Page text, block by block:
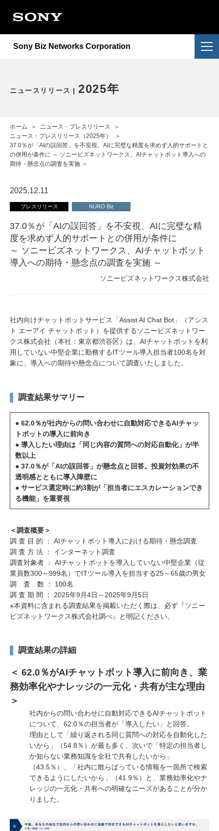
Sony Biz Networks Corporation
会社情報
アクセス
提供サービス
NURO Biz
2026年
2024年
2023年
重要なお知らせ
採用情報
ニュースリリース 2025年
ホーム ＞ ニュース・プレスリリース
＞
ニュース・プレスリリース（2025年）
＞
37.0％が「AIの誤回答」を不安視、AIに完璧な精度を求めず人的サポートと
の併用が条件に ～ ソニービズネットワークス、AIチャットボット導入への
期待・懸念点の調査を実施 ～
2025.12.11
プレスリリース NURO Biz
37.0％が「AIの誤回答」を不安視、AIに完璧な精
度を求めず人的サポートとの併用が条件に
～ ソニービズネットワークス、AIチャットボット
導入への期待・懸念点の調査を実施 ～
ソニービズネットワークス株式会社
社内向けチャットボットサービス「Assist AI Chat Bot」（アシス
ト エーアイ チャットボット）を提供するソニービズネットワー
クス株式会社（本社：東京都渋谷区）は、AIチャットボットを利
用していない中堅企業に勤務するITツール導入担当者100名を対
象に、導入への期待や懸念点について調査いたしました。
調査結果サマリー
● 62.0％が社内からの問い合わせに自動対応できるAIチャッ
トボットの導入に前向き
● 導入したい理由は「同じ内容の質問への対応自動化」が半
数以上
● 37.0％が「AIの誤回答」が懸念点と回答。投資対効果の不
透明感とともに導入障壁に
● サービス選定時に約3割が「担当者にエスカレーションでき
る機能」を重要視
＜調査概要＞
調 査 目 的 ： AIチャットボット導入における期待・懸念調査
調 査 方 法 ： インターネット調査
調査対象者 ： AIチャットボットを導入していない中堅企業（従
業員数300～999名）でITツール導入を担当する25～65歳の男女
調 査 数 ： 100名
調 査 期 間 ： 2025年9月4日～2025年9月5日
※本資料に含まれる調査結果を掲載いただく際は、必ず『ソニー
ビズネットワークス株式会社調べ』と明記ください。
調査結果の詳細
＜ 62.0％がAIチャットボット導入に前向き、業
務効率化やナレッジの一元化・共有が主な理由
＞
社内からの問い合わせに自動対応できるAIチャットボット
について、62.0％の担当者が「導入したい」と回答。
理由として「繰り返される同じ質問への対応を自動化した
いから」（54.8％）が最も多く、次いで「特定の担当者し
か知らない業務知識を全社で共有したいから」
（43.5％）、「社内に散らばっている情報を一箇所で検索
できるようにしたいから」（41.9％）と、業務効率化やナ
レッジの一元化・共有への明確なニーズがあることが分か
りました。